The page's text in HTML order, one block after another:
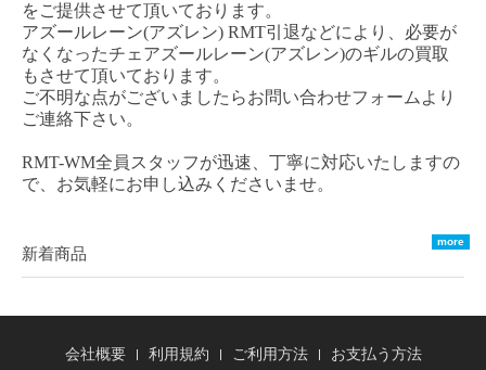
をご提供させて頂いております。
アズールレーン(アズレン) RMT引退などにより、必要が
なくなったチェ アズールレーン(アズレン)のギルの買取
もさせて頂いております。
ご不明な点がございましたらお問い合わせフォームより
ご連絡下さい。
RMT-WM全員スタッフが迅速、丁寧に対応いたしますの
で、お気軽にお申し込みくださいませ。
more
新着商品
会社概要 利用規約 ご利用方法 お支払う方法